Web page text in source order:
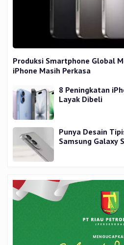
Produksi Smartphone Global
iPhone Masih Perkasa
8 Peningkatan
Layak Dibeli
Punya Desain
Samsung Galaxy